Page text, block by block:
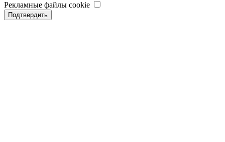
Рекламные файлы cookie
Подтвердить